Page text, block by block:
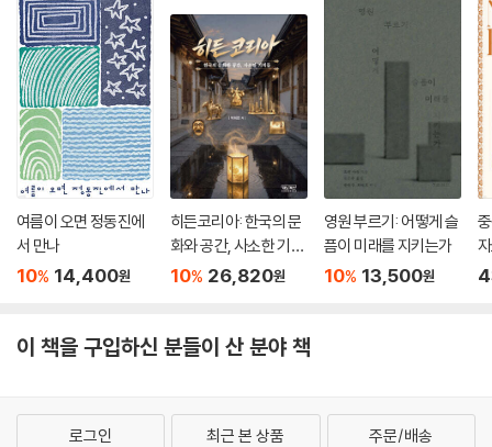
여름이 오면 정동진에
서 만나
10% 14,400원
히든코리아: 한국의 문
화와 공간, 사소한 기적
들
10% 26,820원
영원 부르기: 어떻게 슬
픔이 미래를 지키는가
10% 13,500원
이 책을 구입하신 분들이 산 분야 책
로그인 최근 본 상품 주문/배송